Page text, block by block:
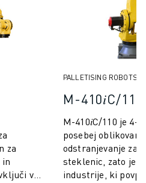
HITROSTJO
za
in
v
PALLETISING ROBOTS
M-410𝑖C/110
M-410𝑖C/110 je 4-
posebej oblikovan
odstranjevanje
steklenic, zato je
industrije, ki